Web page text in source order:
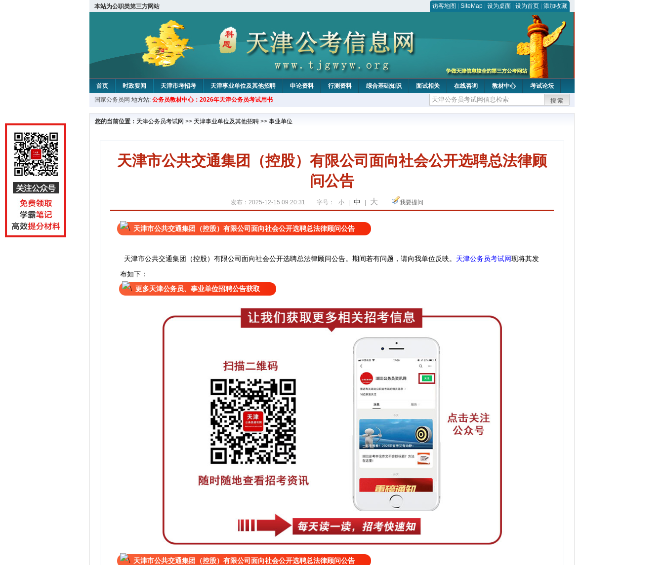
本站为公职类第三方网站 访客地图 SiteMap 设为桌面 设为首页 添加收藏
首页 时政要闻 天津市考招考 天津事业单位及其他招聘 申论资料 行测资料 综合基础知识 面试相关 在线咨询 教材中心 考试论坛
教材中心
国家公务员网 地方站: 公务员教材中心：2026年天津公务员考试用书 搜索
您的当前位置： 天津公务员考试网 >> 天津事业单位及其他招聘 >> 事业单位
天津市公共交通集团（控股）有限公司面向社会公开选聘总法律顾
问公告
发布：2025-12-15 09:20:31 字号： 小 中 大 我要提问
天津市公共交通集团（控股）有限公司面向社会公开选聘总法律顾问公告
天津市公共交通集团（控股）有限公司面向社会公开选聘总法律顾问公告。 期间若有问题，请向我单位反映。 天津公务员考试网现将其发
布如下：
更多天津公务员、事业单位招聘公告获取
天津市公共交通集团（控股）有限公司面向社会公开选聘总法律顾问公告